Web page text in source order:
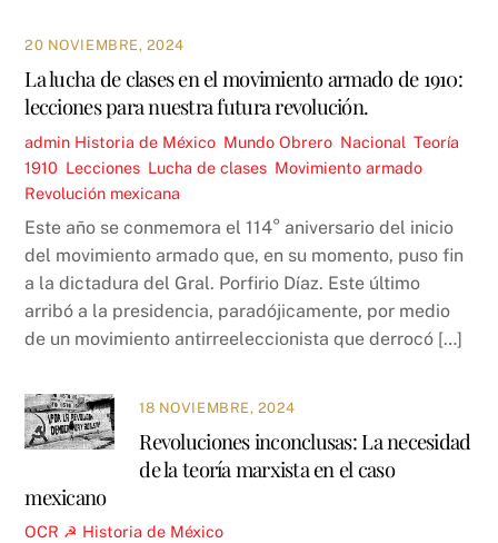
20 NOVIEMBRE, 2024
La lucha de clases en el movimiento armado de 1910:
lecciones para nuestra futura revolución.
admin Historia de México Mundo Obrero Nacional ,Teoría
1910 Lecciones Lucha de clases Movimiento armado
Revolución mexicana
Este año se conmemora el 114° aniversario del inicio
del movimiento armado que, en su momento, puso fin
a la dictadura del Gral. Porfirio Díaz. Este último
arribó a la presidencia, paradójicamente, por medio
de un movimiento antirreeleccionista que derrocó […]
18 NOVIEMBRE, 2024
Revoluciones inconclusas: La necesidad
de la teoría marxista en el caso
mexicano
OCR ☭ Historia de México